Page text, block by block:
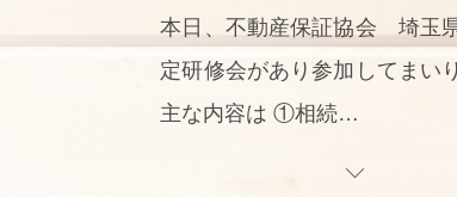
本日、不動産保証協会 埼玉
定研修会があり参加してまい
主な内容は ①相続…